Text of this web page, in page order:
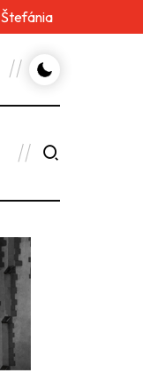
Štefánia